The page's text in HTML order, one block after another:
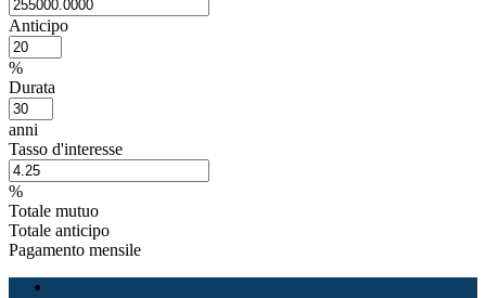
Anticipo
%
Durata
anni
Tasso d'interesse
%
Totale mutuo
Totale anticipo
Pagamento mensile